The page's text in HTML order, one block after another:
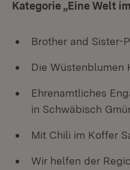
Kategorie „Eine Welt
Brother and Sister-
Die Wüstenblumen
Ehrenamtliches
in Schwäbisch
Mit Chili im Koffer
Wir helfen der